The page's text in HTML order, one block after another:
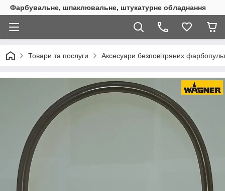
Фарбувальне, шпаклювальне, штукатурне обладнання
Товари та послуги Аксесуари безповітряних